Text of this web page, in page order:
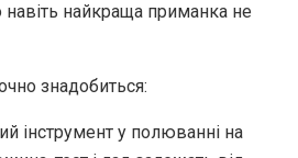
найкраща приманка не
знадобиться:
інструмент у полюванні на